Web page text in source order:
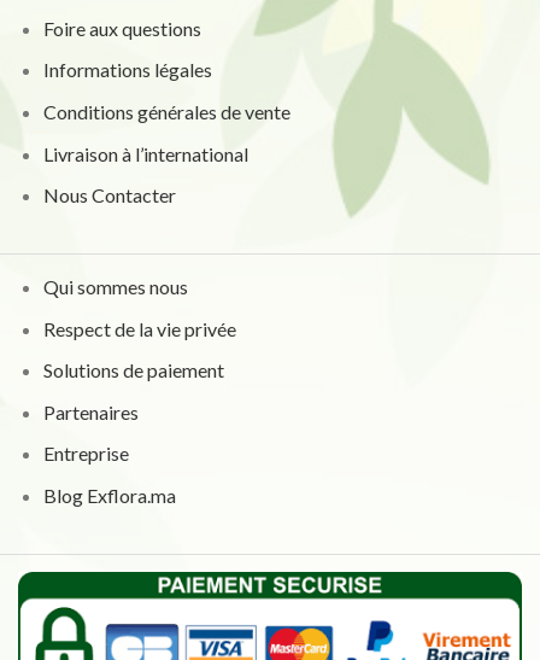
Foire aux questions
Informations légales
Conditions générales de vente
Livraison à l’international
Nous Contacter
Qui sommes nous
Respect de la vie privée
Solutions de paiement
Partenaires
Entreprise
Blog Exflora.ma